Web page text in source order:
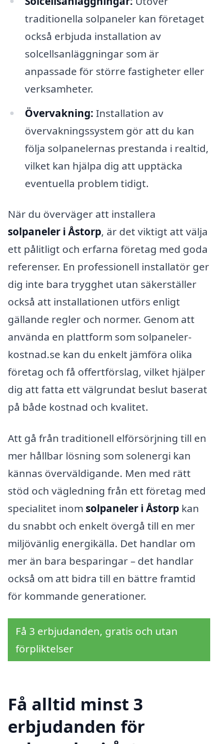
traditionella solpaneler kan företaget
också erbjuda installation av
solcellsanläggningar som är
anpassade för större fastigheter eller
verksamheter.
Övervakning: Installation av
övervakningssystem gör att du kan
följa solpanelernas prestanda i realtid,
vilket kan hjälpa dig att upptäcka
eventuella problem tidigt.
När du överväger att installera
solpaneler i Åstorp, är det viktigt att välja
ett pålitligt och erfarna företag med goda
referenser. En professionell installatör ger
dig inte bara trygghet utan säkerställer
också att installationen utförs enligt
gällande regler och normer. Genom att
använda en plattform som solpaneler-
kostnad.se kan du enkelt jämföra olika
företag och få offertförslag, vilket hjälper
dig att fatta ett välgrundat beslut baserat
på både kostnad och kvalitet.
Att gå från traditionell elförsörjning till en
mer hållbar lösning som solenergi kan
kännas överväldigande. Men med rätt
stöd och vägledning från ett företag med
specialitet inom solpaneler i Åstorp kan
du snabbt och enkelt övergå till en mer
miljövänlig energikälla. Det handlar om
mer än bara besparingar – det handlar
också om att bidra till en bättre framtid
för kommande generationer.
Få 3 erbjudanden, gratis och utan
förpliktelser
Få alltid minst 3
erbjudanden för